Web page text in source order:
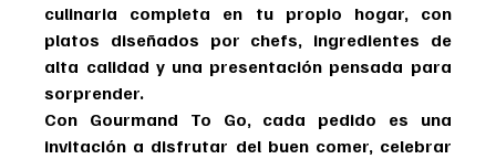
culinaria completa en tu propio hogar, con
platos diseñados por chefs, ingredientes de
alta calidad y una presentación pensada para
sorprender.
Con Gourmand To Go, cada pedido es una
invitación a disfrutar del buen comer, celebrar